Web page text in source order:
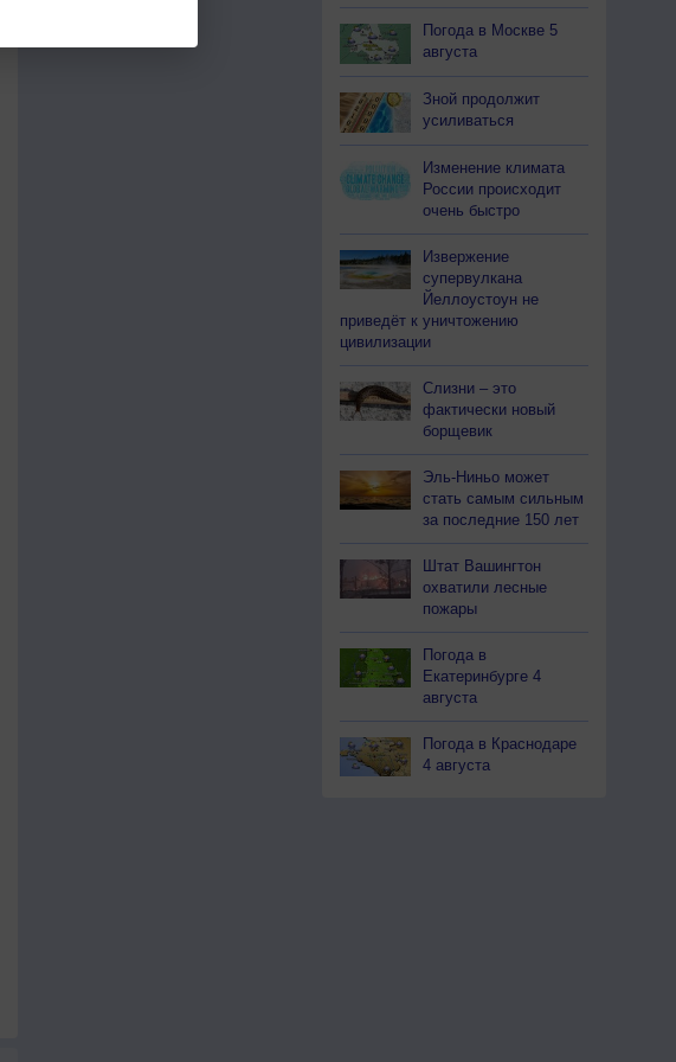
Погода в Москве 5
августа
Зной продолжит
усиливаться
Изменение климата
России происходит
очень быстро
Извержение
супервулкана
Йеллоустоун не
приведёт к уничтожению
цивилизации
Слизни – это
фактически новый
борщевик
Эль-Ниньо может
стать самым сильным
за последние 150 лет
Штат Вашингтон
охватили лесные
пожары
Погода в
Екатеринбурге 4
августа
Погода в Краснодаре
4 августа